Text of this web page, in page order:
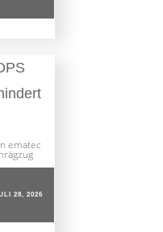
ematec
28, 2026